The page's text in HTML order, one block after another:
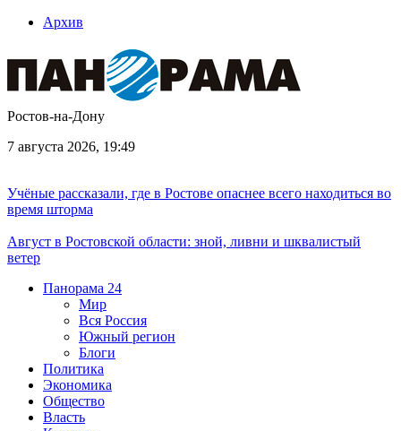
Архив
Ростов-на-Дону
7 августа 2026, 19:49
Учёные рассказали, где в Ростове опаснее всего находиться во
время шторма
Август в Ростовской области: зной, ливни и шквалистый
ветер
Панорама 24
Мир
Вся Россия
Южный регион
Блоги
Политика
Экономика
Общество
Власть